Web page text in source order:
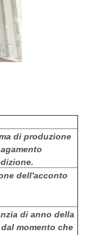
di produzione
dell'acconto
di anno della
momento che